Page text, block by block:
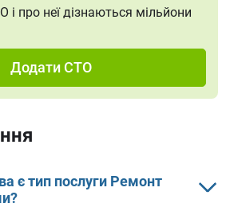
про неї дізнаються мільйони
Додати СТО
є тип послуги Ремонт